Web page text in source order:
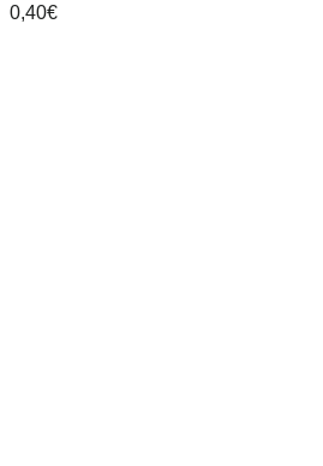
0,40€